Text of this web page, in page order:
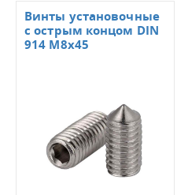
Винты установочные
с острым концом DIN
914 M8x45